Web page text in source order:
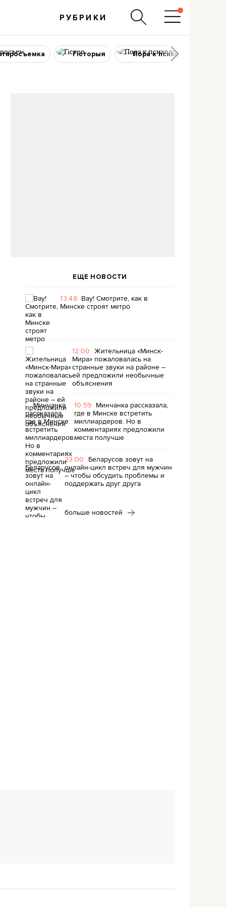
РУБРИКИ
Гісторыя Пора к психологу
ЕЩЕ НОВОСТИ
13:48 Вау! Смотрите, как в
Минске строят метро
12:00 Жительница «Минск-
Мира» пожаловалась на
странные звуки на районе –
ей предложили необычные
объяснения
10:59 Минчанка рассказала,
где в Минске встретить
миллиардеров. Но в
комментариях предложили
места получше
23:00 Беларусов зовут на
онлайн-цикл встреч для мужчин
– чтобы обсудить проблемы и
поддержать друг друга
больше новостей